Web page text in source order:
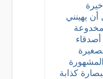
يهينني
كذابة